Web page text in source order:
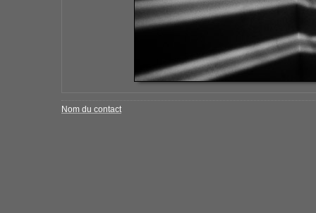
Nom du contact